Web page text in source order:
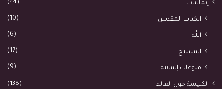
إيمانيات (44)
الكتاب المقدس (10)
الله (6)
المسيح (17)
منوعات إيمانية (9)
الكنيسة حول العالم (138)